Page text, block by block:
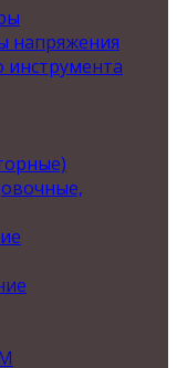
напряжения
инструмента